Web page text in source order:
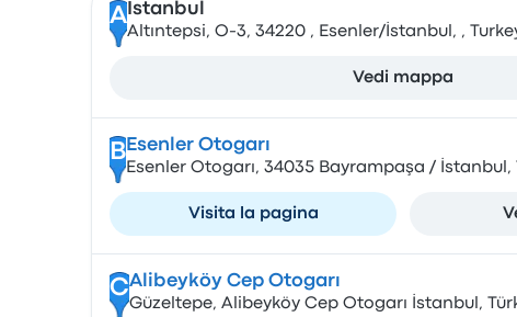
A İstanbul
Altıntepsi, O-3, 34220 , Esenler/İstanbul, ,
Vedi mappa
B Esenler Otogarı
Esenler Otogarı, 34035 Bayrampaşa / İstanbul,
Visita la pagina
CAlibeyköy Cep Otogarı
Güzeltepe, Alibeyköy Cep Otogarı İstanbul,